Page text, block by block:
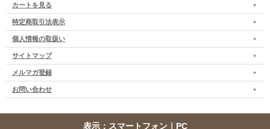
カートを見る
特定商取引法表示
個人情報の取扱い
サイトマップ
メルマガ登録
お問い合わせ
表示：スマートフォン｜ PC